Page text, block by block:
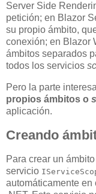
Server Side
petición; en Blazor
su propio ámbito,
conexión; en Blazor
ámbitos separados
todos los servicios
Pero la parte
propios ámbitos o
aplicación.
Creando
Para crear un
servicio
automáticamente